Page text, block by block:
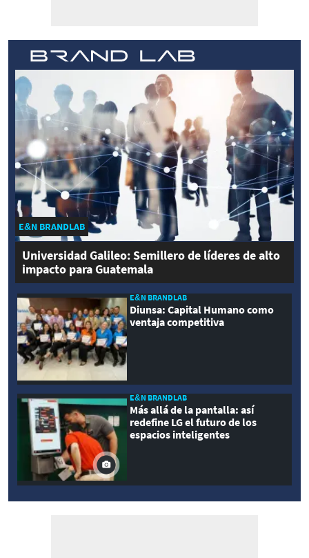
E&N BRANDLAB
Universidad Galileo: Semillero de líderes de alto
impacto para Guatemala
E&N BRANDLAB
Diunsa: Capital Humano como
ventaja competitiva
E&N BRANDLAB
Más allá de la pantalla: así
redefine LG el futuro de los
espacios inteligentes